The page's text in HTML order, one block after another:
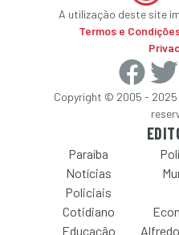
A utilização deste site
Termos e
Copyright © 2005 - 2025
Paraíba
Notícias
Policiais
Cotidiano
Educação